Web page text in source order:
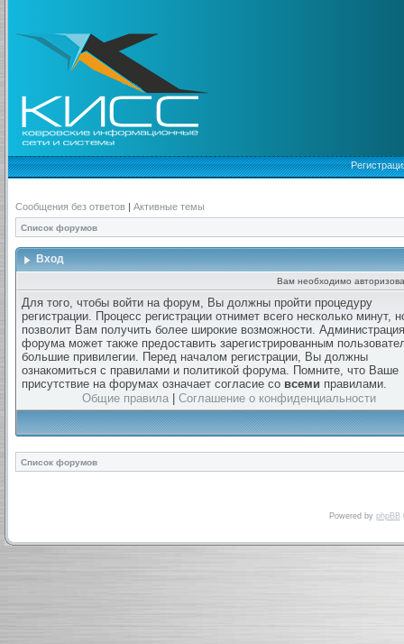
Сообщения без ответов | Активные темы
Список форумов
Вход
Вам необходимо
Для того, чтобы войти на форум, Вы должны пройти процедуру
регистрации. Процесс регистрации отнимет всего несколько минут,
позволит Вам получить более широкие возможности. Администрация
форума может также предоставить зарегистрированным
большие привилегии. Перед началом регистрации, Вы должны
ознакомиться с правилами и политикой форума. Помните, что Ваше
присутствие на форумах означает согласие со всеми правилами.
Общие правила
Соглашение о конфиденциальности
Список форумов
Powered by phpBB